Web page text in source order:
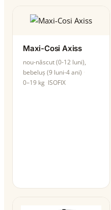
Maxi-Cosi Axiss
nou-născut (0-12 luni),
bebeluș (9 luni-4 ani)
0–19 kg ISOFIX